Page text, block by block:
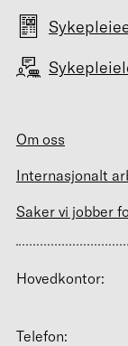
Om oss
Internasjonalt
Saker vi jobber
Hovedkontor:
Telefon: